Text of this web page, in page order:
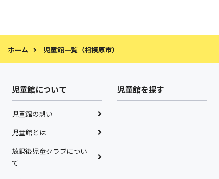
ホーム 児童館一覧（相模原市）
児童館について
児童館の想い
児童館とは
放課後児童クラブについ
て
児童館を探す